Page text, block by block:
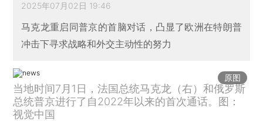
2025年07月02日 19:46
马克龙重启同普京的首脑对话，凸显了欧洲在特朗普
冲击下寻求战略和外交主动性的努力
原图
当地时间7月1日，法国总统马克龙（右）和俄罗斯
总统普京进行了自2022年以来的首次通话。图：
视觉中国